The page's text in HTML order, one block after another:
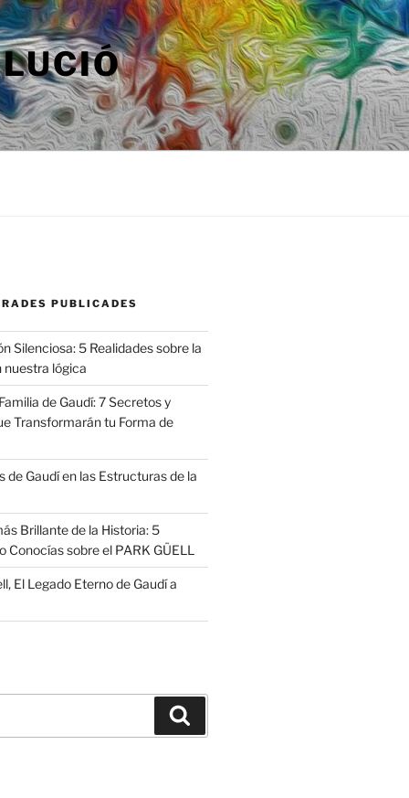
PUBLICADES
Silenciosa: 5 Realidades sobre la
nuestra lógica
de Gaudí: 7 Secretos y
Transformarán tu Forma de
de Gaudí en las Estructuras de la
Brillante de la Historia: 5
Conocías sobre el PARK GÜELL
El Legado Eterno de Gaudí a